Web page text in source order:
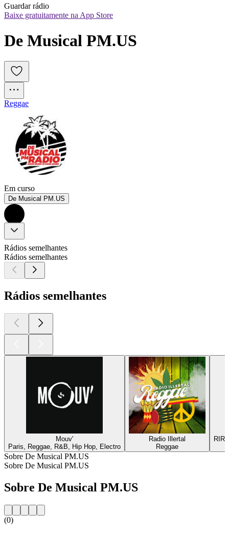
Guardar rádio
Baixe gratuitamente na App Store
De Musical PM.US
Reggae
Em curso
De Musical PM.US
Rádios semelhantes
Rádios semelhantes
Rádios semelhantes
Mouv'
Paris, Reggae, R&B, Hip Hop, Electro
Radio Illertal
Reggae
Sobre De Musical PM.US
Sobre De Musical PM.US
Sobre De Musical PM.US
(0)